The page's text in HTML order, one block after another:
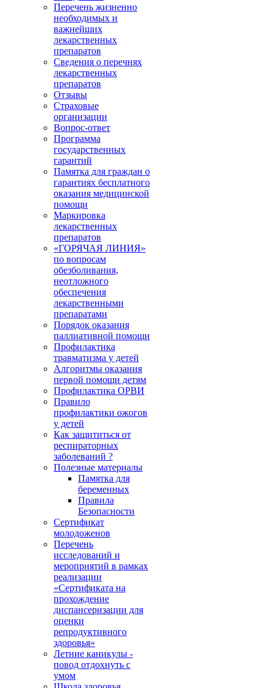
Перечень жизненно
необходимых и
важнейших
лекарственных
препаратов
Сведения о перечнях
лекарственных
препаратов
Отзывы
Страховые
организации
Вопрос-ответ
Программа
государственных
гарантий
Памятка для граждан о
гарантиях бесплатного
оказания медицинской
помощи
Маркировка
лекарственных
препаратов
«ГОРЯЧАЯ ЛИНИЯ»
по вопросам
обезболивания,
неотложного
обеспечения
лекарственными
препаратами
Порядок оказания
паллиативной помощи
Профилактика
травматизма у детей
Алгоритмы оказания
первой помощи детям
Профилактика ОРВИ
Правило
профилактики ожогов
у детей
Как защититься от
респираторных
заболеваний ?
Полезные материалы
Памятка для
беременных
Правила
Безопасности
Сертификат
молодоженов
Перечень
исследований и
мероприятий в рамках
реализации
«Сертификата на
прохождение
диспансеризации для
оценки
репродуктивного
здоровья»
Летние каникулы -
повод отдохнуть с
умом